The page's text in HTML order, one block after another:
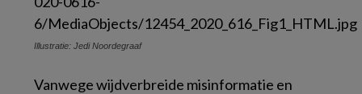
Illustratie: Jedi Noordegraaf
Vanwege wijdverbreide misinformatie en